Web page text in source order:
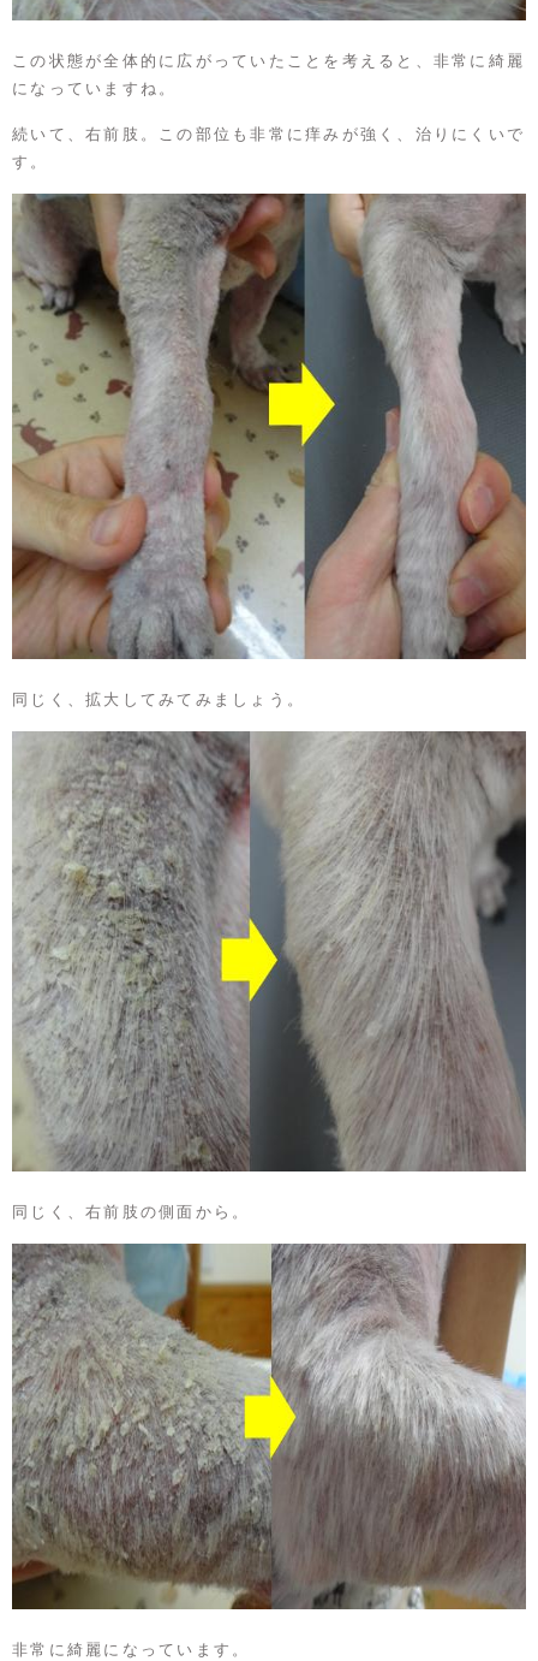
この状態が全体的に広がっていたことを考えると、非常に綺麗
になっていますね。
続いて、右前肢。この部位も非常に痒みが強く、治りにくいで
す。
同じく、拡大してみてみましょう。
同じく、右前肢の側面から。
非常に綺麗になっています。